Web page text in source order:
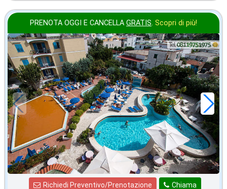
PRENOTA OGGI E CANCELLA GRATIS. Scopri di più!
in offerta da
€65,00
a notte
Chiama
Richiedi Preventivo/Prenotazione